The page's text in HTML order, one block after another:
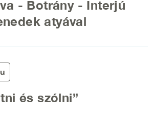
- Botrány - Interjú
atyával
és szólni”